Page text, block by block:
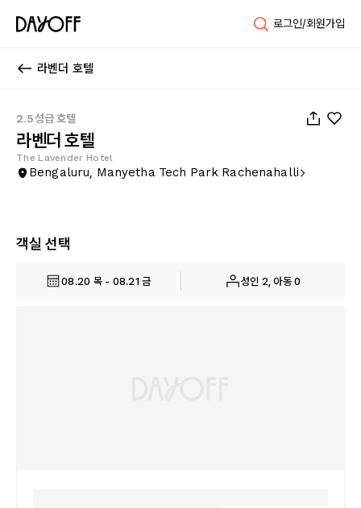
로그인/회원가입
라벤더 호텔
2.5성급 호텔
라벤더 호텔
The Lavender Hotel
Bengaluru, Manyetha Tech Park Rachenahalli
객실 선택
08.20 목 - 08.21 금 성인 2, 아동 0